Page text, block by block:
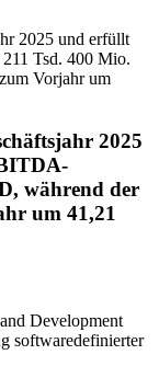
2025
während der
um 41,21